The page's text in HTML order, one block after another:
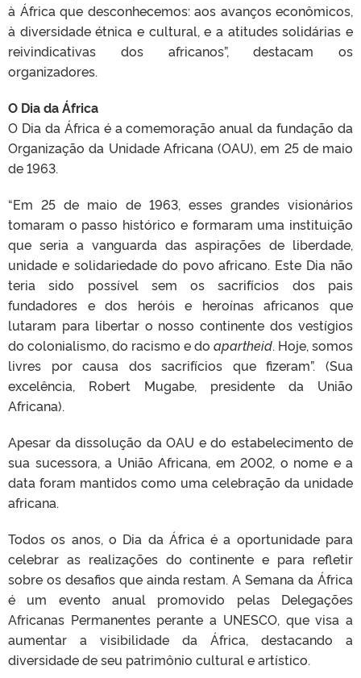
à África que desconhecemos: aos avanços econômicos,
à diversidade étnica e cultural, e a atitudes solidárias e
reivindicativas dos africanos”, destacam os
organizadores.
O Dia da África
O Dia da África é a comemoração anual da fundação da
Organização da Unidade Africana (OAU), em 25 de maio
de 1963.
“Em 25 de maio de 1963, esses grandes visionários
tomaram o passo histórico e formaram uma instituição
que seria a vanguarda das aspirações de liberdade,
unidade e solidariedade do povo africano. Este Dia não
teria sido possível sem os sacrifícios dos pais
fundadores e dos heróis e heroínas africanos que
lutaram para libertar o nosso continente dos vestígios
do colonialismo, do racismo e do apartheid. Hoje, somos
livres por causa dos sacrifícios que fizeram”. (Sua
excelência, Robert Mugabe, presidente da União
Africana).
Apesar da dissolução da OAU e do estabelecimento de
sua sucessora, a União Africana, em 2002, o nome e a
data foram mantidos como uma celebração da unidade
africana.
Todos os anos, o Dia da África é a oportunidade para
celebrar as realizações do continente e para refletir
sobre os desafios que ainda restam. A Semana da África
é um evento anual promovido pelas Delegações
Africanas Permanentes perante a UNESCO, que visa a
aumentar a visibilidade da África, destacando a
diversidade de seu patrimônio cultural e artístico.